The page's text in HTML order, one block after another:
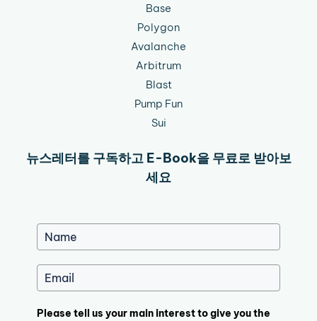
Base
Polygon
Avalanche
Arbitrum
Blast
Pump Fun
Sui
뉴스레터를 구독하고 E-Book을 무료로 받아보
세요
Please tell us your main interest to give you the